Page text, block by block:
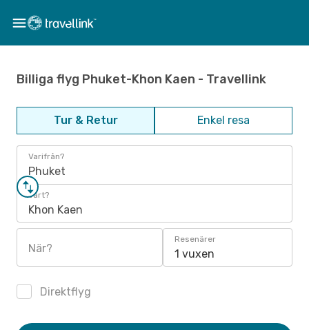
Billiga flyg Phuket-Khon Kaen - Travellink
Tur & Retur Enkel resa
Varifrån?
Phuket
Vart?
Khon Kaen
När?
Resenärer
1 vuxen
Direktflyg